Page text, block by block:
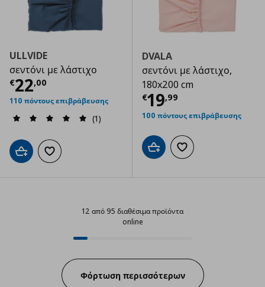
ULLVIDE
σεντόνι με λάστιχο
€22,00
Τρέχουσα τιμή € 22,00
110 πόντους επιβράβευσης
(1)
Προσθήκη στο καλάθι
Προσθήκη στα αγαπημένα
DVALA
σεντόνι με λάστιχο,
180x200 cm
€19,99
Τρέχουσα
100 πόντους επιβράβευσης
Προσθήκη στο καλάθι
Προσθήκη στα
12 από 95 διαθέσιμα προϊόντα
online
Progress:
Φόρτωση περισσότερων